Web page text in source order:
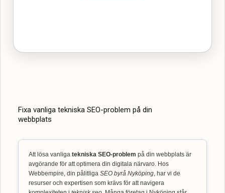
Fixa vanliga tekniska SEO-problem på din
webbplats
Att lösa vanliga tekniska SEO-problem på din webbplats är
avgörande för att optimera din digitala närvaro. Hos
Webbempire, din pålitliga SEO byrå Nyköping, har vi de
resurser och expertisen som krävs för att navigera